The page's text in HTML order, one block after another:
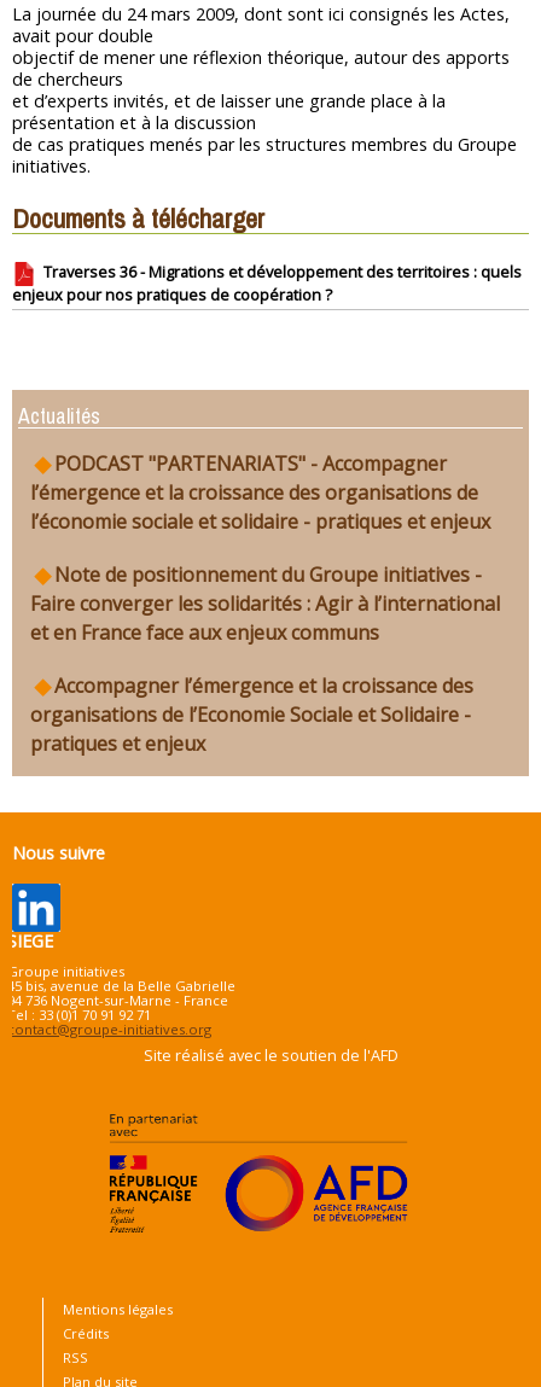
La journée du 24 mars 2009, dont sont ici consignés les Actes,
avait pour double
objectif de mener une réflexion théorique, autour des apports
de chercheurs
et d’experts invités, et de laisser une grande place à la
présentation et à la discussion
de cas pratiques menés par les structures membres du Groupe
initiatives.
Documents à télécharger
Traverses 36 - Migrations et développement des territoires : quels
enjeux pour nos pratiques de coopération ?
Actualités
PODCAST "PARTENARIATS" - Accompagner
l’émergence et la croissance des organisations de
l’économie sociale et solidaire - pratiques et enjeux
Note de positionnement du Groupe initiatives -
Faire converger les solidarités : Agir à l’international
et en France face aux enjeux communs
Accompagner l’émergence et la croissance des
organisations de l’Economie Sociale et Solidaire -
pratiques et enjeux
Nous suivre
SIEGE
Groupe initiatives
45 bis, avenue de la Belle Gabrielle
94 736 Nogent-sur-Marne - France
Tel : 33 (0)1 70 91 92 71
contact@groupe-initiatives.org
Site réalisé avec le soutien de l'AFD
Mentions légales
Crédits
RSS
Plan du site